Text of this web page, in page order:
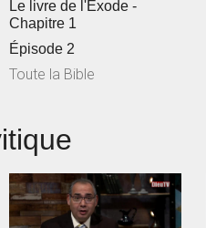
Le livre de l'Exode -
Chapitre 1
Épisode 2
Toute la Bible